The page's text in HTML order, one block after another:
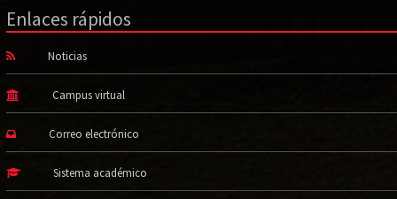
Enlaces rápidos
Noticias
Campus virtual
Correo electrónico
Sistema académico